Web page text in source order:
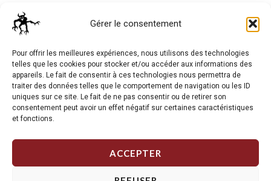
Gérer le consentement
Pour offrir les meilleures expériences, nous utilisons des technologies
telles que les cookies pour stocker et/ou accéder aux informations des
appareils. Le fait de consentir à ces technologies nous permettra de
traiter des données telles que le comportement de navigation ou les ID
uniques sur ce site. Le fait de ne pas consentir ou de retirer son
consentement peut avoir un effet négatif sur certaines caractéristiques
et fonctions.
ACCEPTER
La RC n'est pas notre seule passion, venez visiter notre shop
de motos